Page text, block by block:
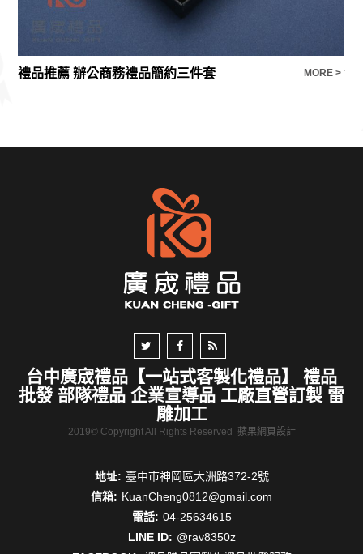
禮品推薦 辦公商務禮品簡約三件套 MORE > 法
台中廣宬禮品【一站式客製化禮品】 禮品
批發 部隊禮品 企業宣導品 工廠直營訂製 雷
雕加工
2019© Copyright All Rights Reserved 蘋果網頁設計
地址: 臺中市神岡區大洲路372-2號
信箱: KuanCheng0812@gmail.com
電話: 04-25634615
LINE ID: @rav8350z